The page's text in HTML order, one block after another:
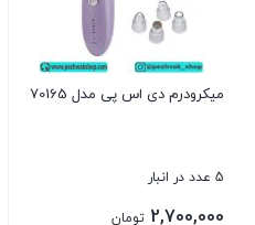
میکرودرم دی اس پی مدل 70165
5 عدد در انبار
2,700,000 تومان